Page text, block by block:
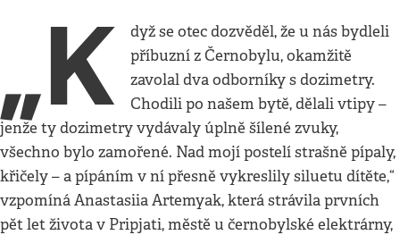
„K
dyž se otec dozvěděl, že u nás bydleli
příbuzní z Černobylu, okamžitě
zavolal dva odborníky s dozimetry.
Chodili po našem bytě, dělali vtipy –
jenže ty dozimetry vydávaly úplně šílené zvuky,
všechno bylo zamořené. Nad mojí postelí strašně pípaly,
křičely – a pípáním v ní přesně vykreslily siluetu dítěte,“
vzpomíná Anastasiia Artemyak, která strávila prvních
pět let života v Pripjati, městě u černobylské elektrárny,